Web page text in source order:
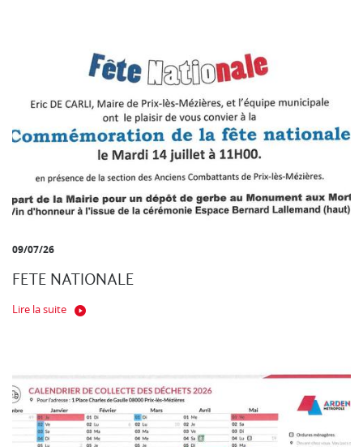
09/07/26
FETE NATIONALE
Lire la suite